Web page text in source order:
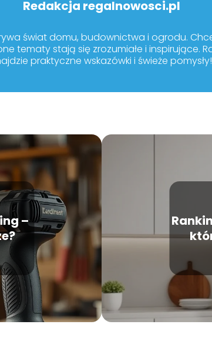
Redakcja regalnowosci.pl
świat domu, budownictwa i ogrodu.
tematy stają się zrozumiałe i inspirujące.
praktyczne wskazówki i świeże pomysły!
–